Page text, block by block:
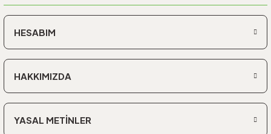
HESABIM
HAKKIMIZDA
YASAL METİNLER